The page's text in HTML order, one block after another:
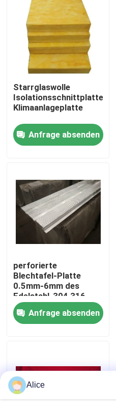
Haus
Produkte
Über uns
Fabrik-Ausflug
Qualitätskontrolle
Treten Sie mit uns in
Fordern Sie ein Zitat
Stahlkonstruktionslager
Starrglaswolle
Isolationsschnittplatte
Klimaanlageplatte
Anfrage absenden
perforierte
Blechtafel-Platte
0.5mm-6mm des
Edelstahl-304 316
Anfrage absenden
Alice